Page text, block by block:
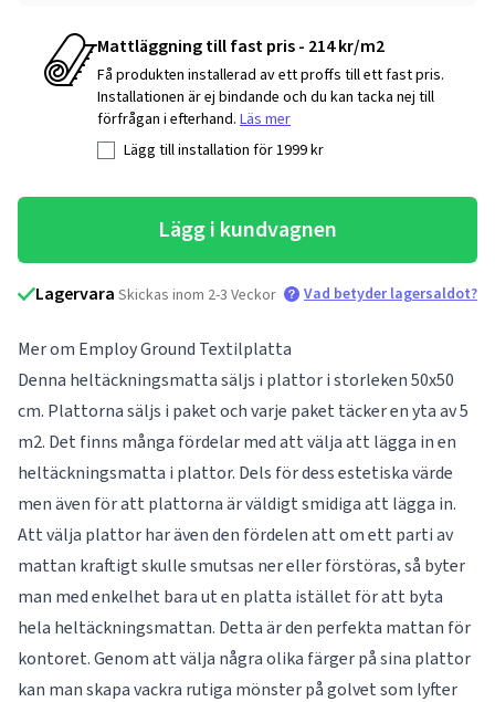
Mattläggning till fast pris - 214 kr/m2
Få produkten installerad av ett proffs till ett fast pris.
Installationen är ej bindande och du kan tacka nej till
förfrågan i efterhand. Läs mer
Lägg till installation för1999kr
Lägg i kundvagnen
Lagervara Skickas inom 2-3 Veckor Vad betyder lagersaldot?
Mer om Employ Ground Textilplatta
Denna heltäckningsmatta säljs i plattor i storleken 50x50
cm. Plattorna säljs i paket och varje paket täcker en yta av 5
m2. Det finns många fördelar med att välja att lägga in en
heltäckningsmatta i plattor. Dels för dess estetiska värde
men även för att plattorna är väldigt smidiga att lägga in.
Att välja plattor har även den fördelen att om ett parti av
mattan kraftigt skulle smutsas ner eller förstöras, så byter
man med enkelhet bara ut en platta istället för att byta
hela heltäckningsmattan. Detta är den perfekta mattan för
kontoret. Genom att välja några olika färger på sina plattor
kan man skapa vackra rutiga mönster på golvet som lyfter